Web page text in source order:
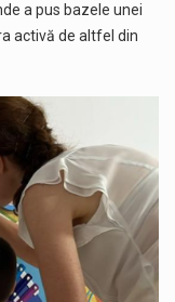
a pus bazele unei
activă de altfel din